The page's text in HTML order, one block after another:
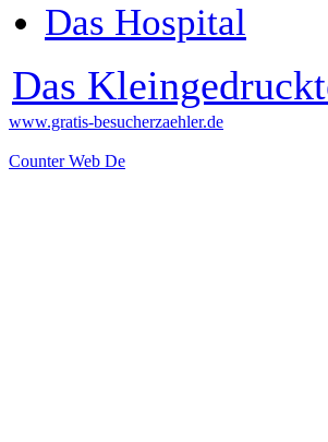
Das Hospital
Das
www.gratis-besucherzaehler.de
Counter Web De